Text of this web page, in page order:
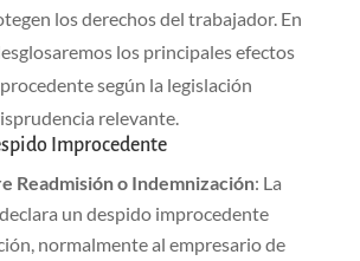
los derechos del trabajador. En
los principales efectos
según la legislación
relevante.
Improcedente
Readmisión o Indemnización: La
un despido improcedente
normalmente al empresario de